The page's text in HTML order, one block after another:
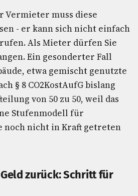
Vermieter muss diese
- er kann sich nicht einfach
Als Mieter dürfen Sie
Ein gesonderter Fall
etwa gemischt genutzte
§ 8 CO2KostAufG bislang
von 50 zu 50, weil das
Stufenmodell für
noch nicht in Kraft getreten
zurück: Schritt für